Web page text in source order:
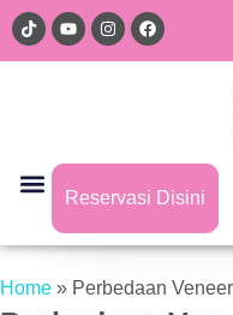
Reservasi Disini
Home » Perbedaan